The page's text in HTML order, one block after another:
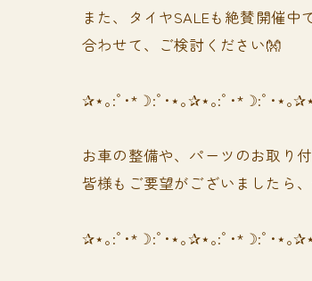
また、タイヤSALEも絶賛開催中
合わせて、ご検討ください👐
✰⋆｡:ﾟ･*☽:ﾟ･⋆｡✰⋆｡:ﾟ･*☽:ﾟ･⋆｡
お車の整備や、パーツのお取り
皆様もご要望がございましたら
✰⋆｡:ﾟ･*☽:ﾟ･⋆｡✰⋆｡:ﾟ･*☽:ﾟ･⋆｡